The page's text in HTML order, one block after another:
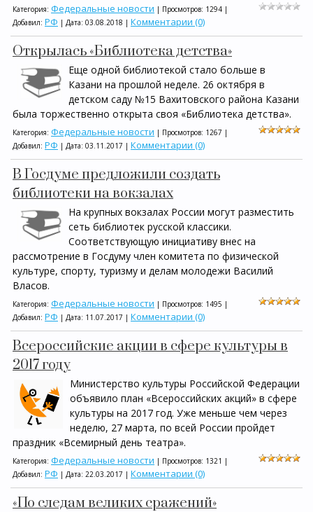
Категория: Федеральные новости | Просмотров: 1294 |
Добавил: РФ | Дата: 03.08.2018 | Комментарии (0)
Открылась «Библиотека детства»
Еще одной библиотекой стало больше в
Казани на прошлой неделе. 26 октября в
детском саду №15 Вахитовского района Казани
была торжественно открыта своя «Библиотека детства».
Категория: Федеральные новости | Просмотров: 1267 |
Добавил: РФ | Дата: 03.11.2017 | Комментарии (0)
В Госдуме предложили создать
библиотеки на вокзалах
На крупных вокзалах России могут разместить
сеть библиотек русской классики.
Соответствующую инициативу внес на
рассмотрение в Госдуму член комитета по физической
культуре, спорту, туризму и делам молодежи Василий
Власов.
Категория: Федеральные новости | Просмотров: 1495 |
Добавил: РФ | Дата: 11.07.2017 | Комментарии (0)
Всероссийские акции в сфере культуры в
2017 году
Министерство культуры Российской Федерации
объявило план «Всероссийских акций» в сфере
культуры на 2017 год. Уже меньше чем через
неделю, 27 марта, по всей России пройдет
праздник «Всемирный день театра».
Категория: Федеральные новости | Просмотров: 1321 |
Добавил: РФ | Дата: 22.03.2017 | Комментарии (0)
«По следам великих сражений»